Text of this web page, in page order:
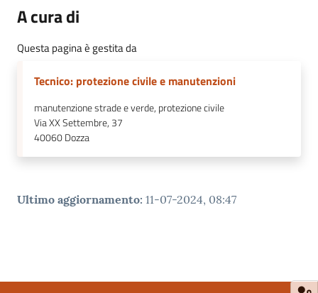
A cura di
Questa pagina è gestita da
Tecnico: protezione civile e manutenzioni
manutenzione strade e verde, protezione civile
Via XX Settembre, 37
40060Dozza
Ultimo aggiornamento: 11-07-2024, 08:47